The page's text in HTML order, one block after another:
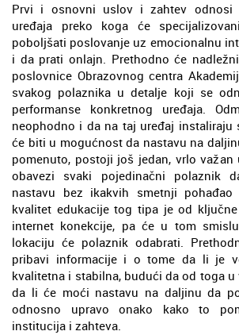
Prvi i osnovni uslov i zahtev odnosi
uređaja preko koga će
poboljšati poslovanje uz emocionalnu
i da prati onlajn. Prethodno će
poslovnice Obrazovnog centra
svakog polaznika u detalje koji se
performanse konkretnog uređaja.
neophodno i da na taj uređaj instaliraju
će biti u mogućnost da nastavu na
pomenuto, postoji još jedan, vrlo
obavezi svaki pojedinačni polaznik
nastavu bez ikakvih smetnji
kvalitet edukacije tog tipa je od
internet konekcije, pa će u tom
lokaciju će polaznik odabrati.
pribavi informacije i o tome da li je
kvalitetna i stabilna, budući da od toga
da li će moći nastavu na daljinu da
odnosno upravo onako kako to
institucija i zahteva.